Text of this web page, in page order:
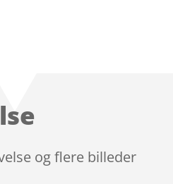
og flere billeder